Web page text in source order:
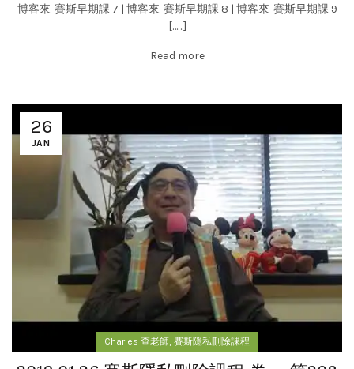
博客來-賽斯早期課 7 | 博客來-賽斯早期課 8 | 博客來-賽斯早期課 9
[……]
Read more
26
JAN
Charles 查老師, 賽斯隱私刪除課程